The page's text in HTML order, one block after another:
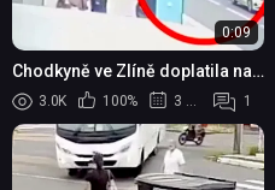
0:09
Chodkyně ve Zlíně doplatila na
riskantní přebíhání silnice
mimo přechod: Srazilo ji
projíždějící ...
3.0K 100% 3 měsíce 1